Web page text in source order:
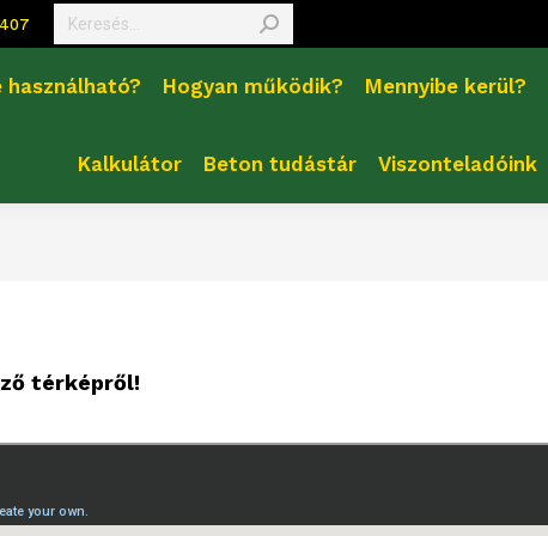
Search:
használható? Hogyan működik? Mennyibe kerül?
Kalkulátor Beton tudástár Viszonteladóink
térképről!